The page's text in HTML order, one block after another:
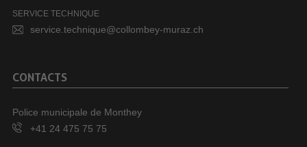
SERVICE TECHNIQUE
service.technique@collombey-muraz.ch
CONTACTS
Police municipale de Monthey
+41 24 475 75 75